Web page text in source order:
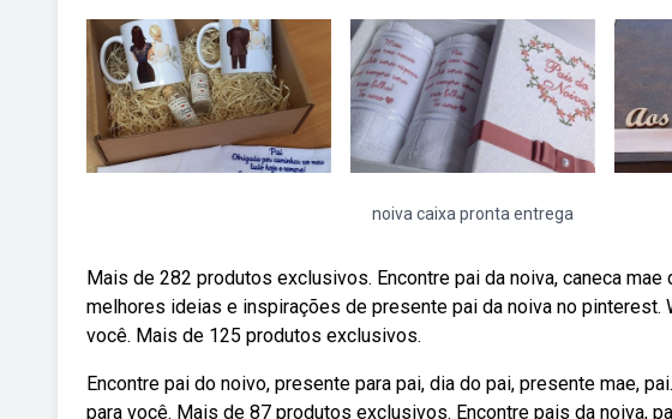
noiva caixa pronta entrega
Mais de 282 produtos exclusivos. Encontre pai da noiva, caneca mae
melhores ideias e inspirações de presente pai da noiva no
você. Mais de 125 produtos exclusivos.
Encontre pai do noivo, presente para pai, dia do pai, presente mae,
para você. Mais de 87 produtos exclusivos. Encontre pais da noiva,